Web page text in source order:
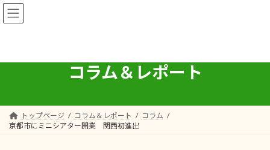
コ
ン
へ
ナ
ビ
ョ
コラム＆レポート
トップページ コラム＆レポート
コラム
京都市にミニシアター開業 関西初進出